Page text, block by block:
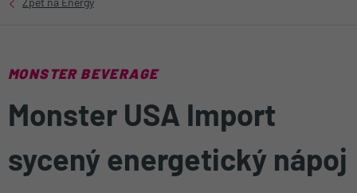
MONSTER BEVERAGE
Monster USA Import
sycený energetický nápoj